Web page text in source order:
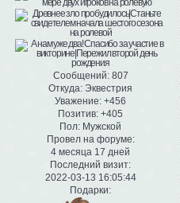
Сообщений:807
Откуда: Эквестрия
Уважение: +456
Позитив: +405
Пол: Мужской
Провел на форуме:
4 месяца 17 дней
Последний визит:
2022-03-13 16:05:44
Подарки: